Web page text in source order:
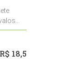
18,5